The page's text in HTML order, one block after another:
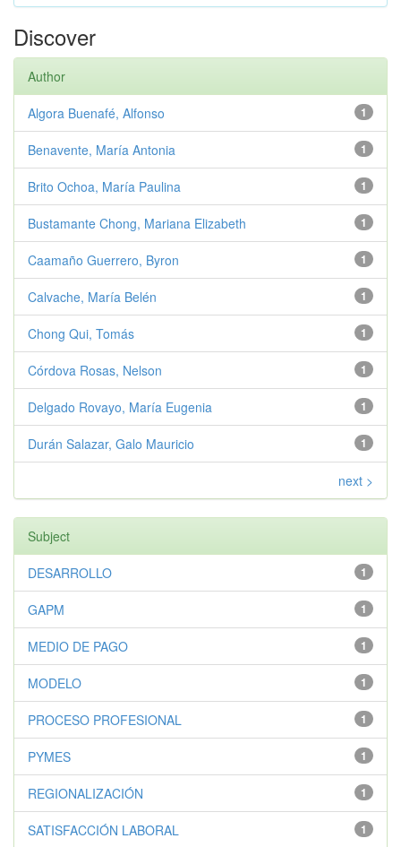
Discover
Author
1
Algora Buenafé, Alfonso
1
Benavente, María Antonia
1
Brito Ochoa, María Paulina
1
Bustamante Chong, Mariana Elizabeth
1
Caamaño Guerrero, Byron
1
Calvache, María Belén
1
Chong Qui, Tomás
1
Córdova Rosas, Nelson
1
Delgado Rovayo, María Eugenia
1
Durán Salazar, Galo Mauricio
next >
Subject
1
DESARROLLO
1
GAPM
1
MEDIO DE PAGO
1
MODELO
1
PROCESO PROFESIONAL
1
PYMES
1
REGIONALIZACIÓN
1
SATISFACCIÓN LABORAL